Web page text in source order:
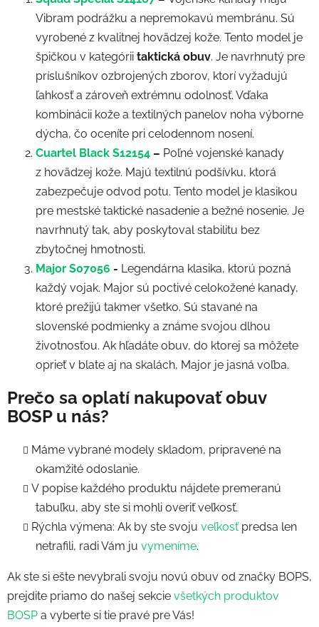
Vibram podrážku a nepremokavú membránu. Sú
vyrobené z kvalitnej hovädzej kože. Tento model je
špičkou v kategórii taktická obuv. Je navrhnutý pre
príslušníkov ozbrojených zborov, ktorí vyžadujú
ľahkosť a zároveň extrémnu odolnosť. Vďaka
kombinácii kože a textilných panelov noha výborne
dýcha, čo oceníte pri celodennom nosení.
Cuartel Black S12154 – Poľné vojenské kanady
z hovädzej kože. Majú textilnú podšívku, ktorá
zabezpečuje odvod potu. Tento model je klasikou
pre mestské taktické nasadenie a bežné nosenie. Je
navrhnutý tak, aby poskytoval stabilitu bez
zbytočnej hmotnosti.
Major S07056 - Legendárna klasika, ktorú pozná
každý vojak. Major sú poctivé celokožené kanady,
ktoré prežijú takmer všetko. Sú stavané na
slovenské podmienky a známe svojou dlhou
životnosťou. Ak hľadáte obuv, do ktorej sa môžete
oprieť v blate aj na skalách, Major je jasná voľba.
Prečo sa oplatí nakupovať obuv
BOSP u nás?
Máme vybrané modely skladom, pripravené na
okamžité odoslanie.
V popise každého produktu nájdete premeranú
tabuľku, aby ste si mohli overiť veľkosť.
Rýchla výmena: Ak by ste svoju veľkosťpredsa len
netrafili, radi Vám ju vymeníme.
Ak ste si ešte nevybrali svoju novú obuv od značky BOPS,
prejdite priamo do našej sekcie všetkých produktov
BOSP a vyberte si tie pravé pre Vás!